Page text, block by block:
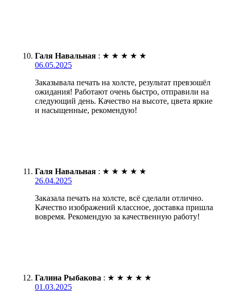
Галя Навальная : ★ ★ ★ ★ ★
06.05.2025
Заказывала печать на холсте, результат превзошёл
ожидания! Работают очень быстро, отправили на
следующий день. Качество на высоте, цвета яркие
и насыщенные, рекомендую!
Галя Навальная : ★ ★ ★ ★ ★
26.04.2025
Заказала печать на холсте, всё сделали отлично.
Качество изображений классное, доставка пришла
вовремя. Рекомендую за качественную работу!
Галина Рыбакова : ★ ★ ★ ★ ★
01.03.2025